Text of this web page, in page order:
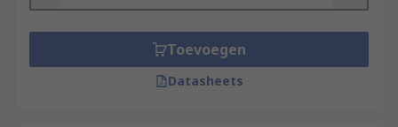
Toevoegen
Datasheets